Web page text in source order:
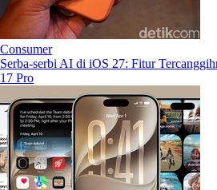
Consumer
Serba-serbi AI di iOS 27: Fitur
17 Pro